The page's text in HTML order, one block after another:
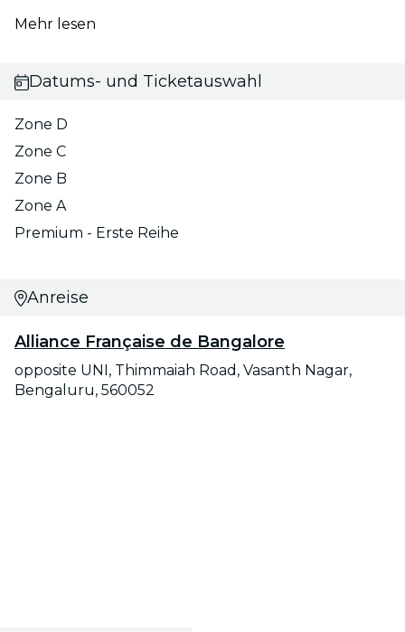
Mehr lesen
Datums- und Ticketauswahl
Zone D
Zone C
Zone B
Zone A
Premium - Erste Reihe
Anreise
Alliance Française de Bangalore
opposite UNI, Thimmaiah Road, Vasanth Nagar,
Bengaluru, 560052